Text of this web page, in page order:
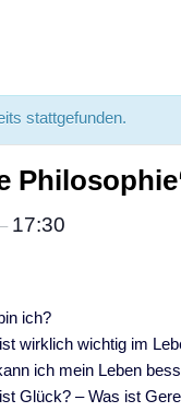
stattgefunden.
– 17:30
ich?
wirklich wichtig im
ich mein Leben
Glück? – Was ist